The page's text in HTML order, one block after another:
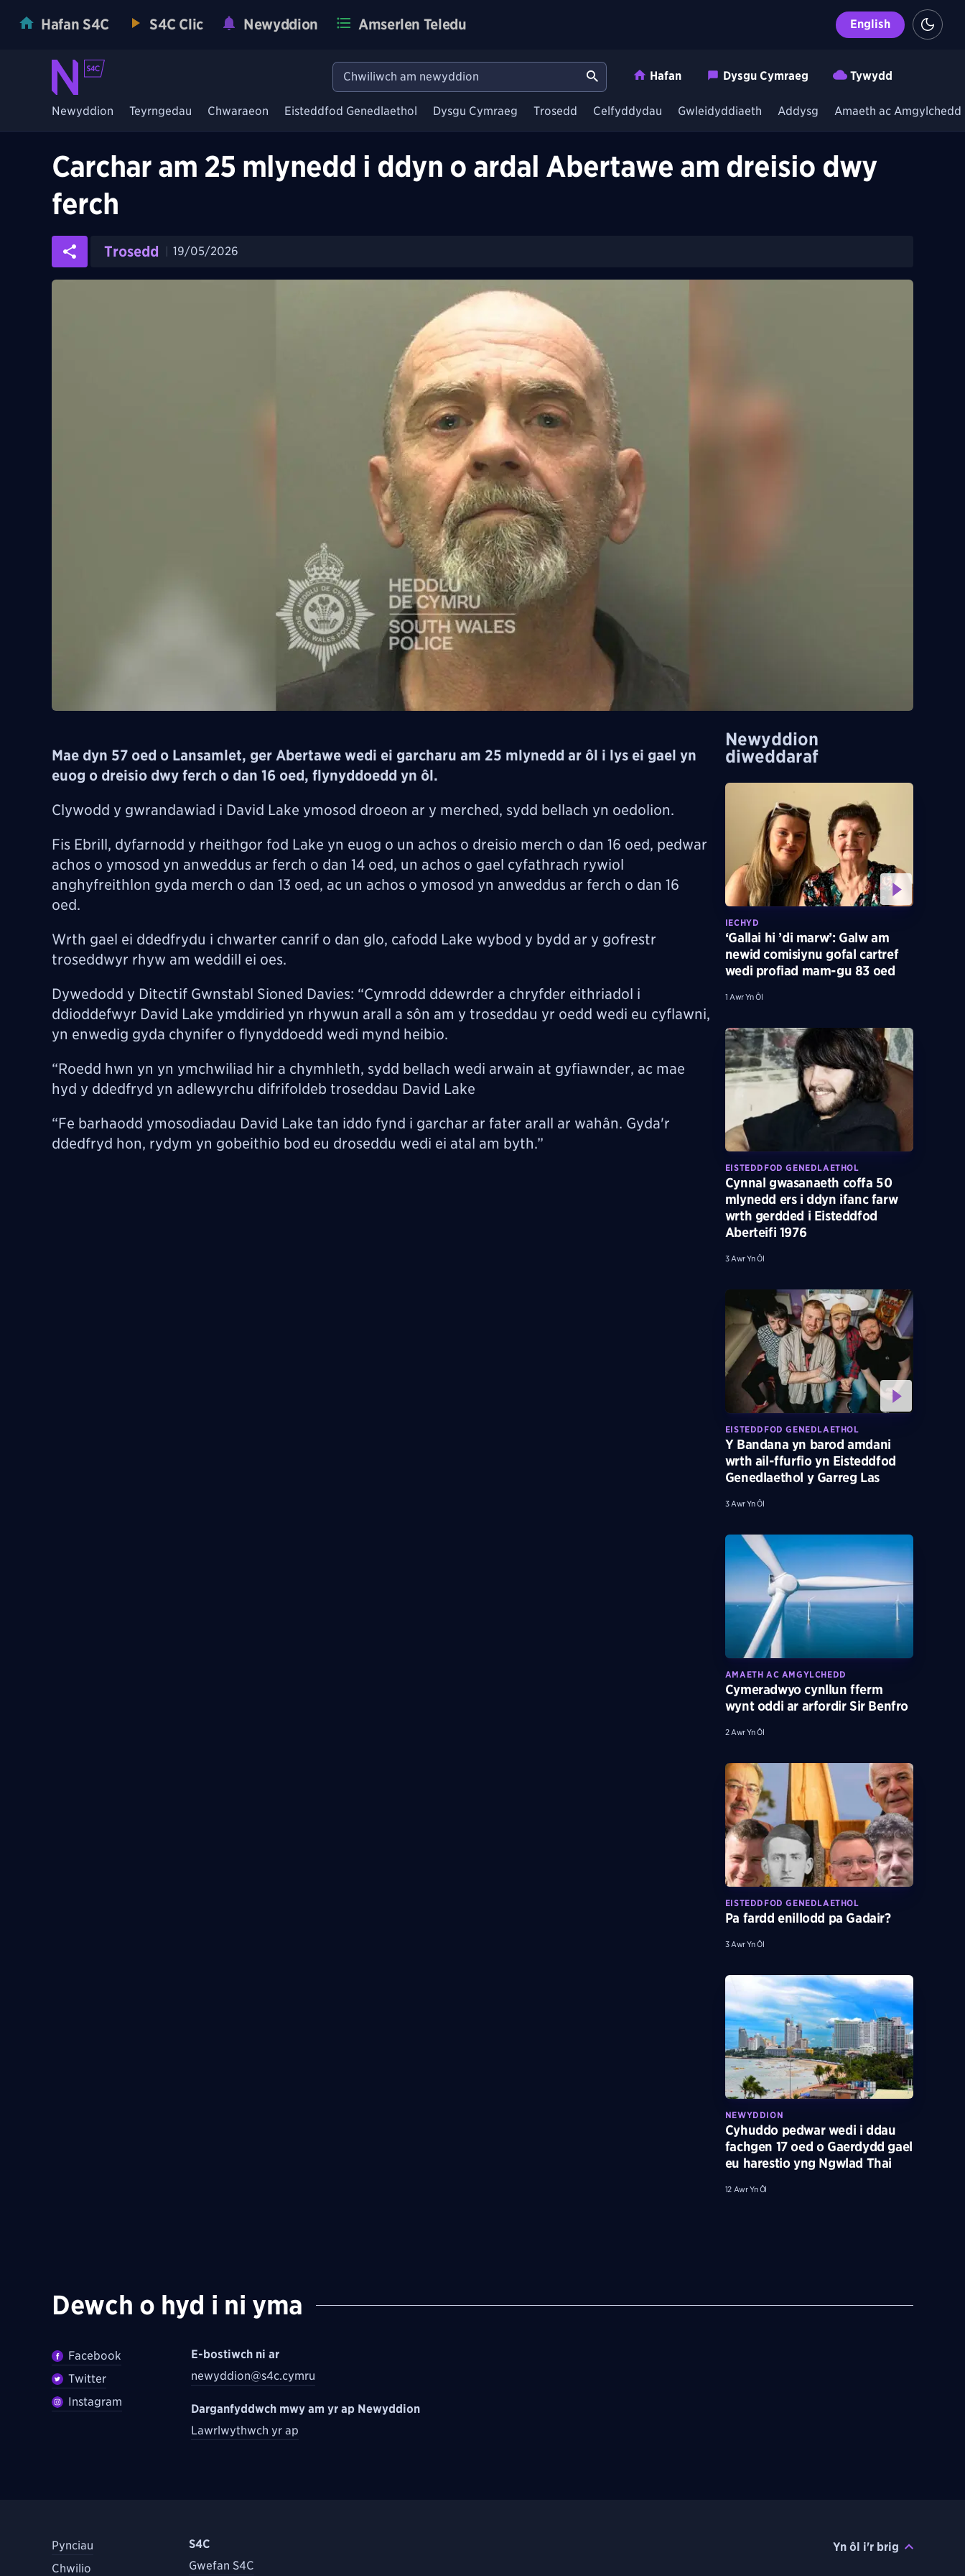
Hafan S4C S4C Clic Newyddion Amserlen Teledu English
Hafan Dysgu Cymraeg Tywydd
Newyddion Teyrngedau Chwaraeon Eisteddfod Genedlaethol Dysgu Cymraeg Trosedd Celfyddydau Gwleidyddiaeth Addysg Amaeth ac Amgylchedd
Carchar am 25 mlynedd i ddyn o ardal Abertawe am dreisio dwy
ferch
Trosedd 19/05/2026
Mae dyn 57 oed o Lansamlet, ger Abertawe wedi ei garcharu am 25 mlynedd ar ôl i lys ei gael yn
euog o dreisio dwy ferch o dan 16 oed, flynyddoedd yn ôl.
Clywodd y gwrandawiad i David Lake ymosod droeon ar y merched, sydd bellach yn oedolion.
Fis Ebrill, dyfarnodd y rheithgor fod Lake yn euog o un achos o dreisio merch o dan 16 oed, pedwar
achos o ymosod yn anweddus ar ferch o dan 14 oed, un achos o gael cyfathrach rywiol
anghyfreithlon gyda merch o dan 13 oed, ac un achos o ymosod yn anweddus ar ferch o dan 16
oed.
Wrth gael ei ddedfrydu i chwarter canrif o dan glo, cafodd Lake wybod y bydd ar y gofrestr
troseddwyr rhyw am weddill ei oes.
Dywedodd y Ditectif Gwnstabl Sioned Davies: “Cymrodd ddewrder a chryfder eithriadol i
ddioddefwyr David Lake ymddiried yn rhywun arall a sôn am y troseddau yr oedd wedi eu cyflawni,
yn enwedig gyda chynifer o flynyddoedd wedi mynd heibio.
“Roedd hwn yn yn ymchwiliad hir a chymhleth, sydd bellach wedi arwain at gyfiawnder, ac mae
hyd y ddedfryd yn adlewyrchu difrifoldeb troseddau David Lake
“Fe barhaodd ymosodiadau David Lake tan iddo fynd i garchar ar fater arall ar wahân. Gyda'r
ddedfryd hon, rydym yn gobeithio bod eu droseddu wedi ei atal am byth.”
Newyddion
diweddaraf
IECHYD
‘Gallai hi ’di marw’: Galw am
newid comisiynu gofal cartref
wedi profiad mam-gu 83 oed
1 Awr Yn Ôl
EISTEDDFOD GENEDLAETHOL
Cynnal gwasanaeth coffa 50
mlynedd ers i ddyn ifanc farw
wrth gerdded i Eisteddfod
Aberteifi 1976
3 Awr Yn Ôl
EISTEDDFOD GENEDLAETHOL
Y Bandana yn barod amdani
wrth ail-ffurfio yn Eisteddfod
Genedlaethol y Garreg Las
3 Awr Yn Ôl
AMAETH AC AMGYLCHEDD
Cymeradwyo cynllun fferm
wynt oddi ar arfordir Sir Benfro
2 Awr Yn Ôl
EISTEDDFOD GENEDLAETHOL
Pa fardd enillodd pa Gadair?
3 Awr Yn Ôl
NEWYDDION
Cyhuddo pedwar wedi i ddau
fachgen 17 oed o Gaerdydd gael
eu harestio yng Ngwlad Thai
12 Awr Yn Ôl
Dewch o hyd i ni yma
Facebook
Twitter
Instagram
E-bostiwch ni ar
newyddion@s4c.cymru
Darganfyddwch mwy am yr ap Newyddion
Lawrlwythwch yr ap
Pynciau
Chwilio
S4C
Gwefan S4C
Yn ôl i'r brig